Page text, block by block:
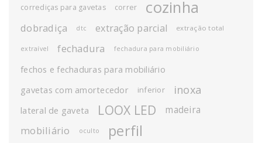
corrediças para gavetas correr cozinha
dobradiça dtc extração parcial extração total
extraível fechadura fechadura para mobiliário
fechos e fechaduras para mobiliário
gavetas com amortecedor
inferior inoxa
lateral de gaveta LOOX LED madeira
mobiliário oculto perfil